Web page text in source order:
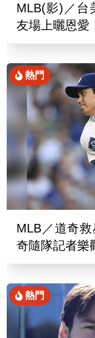
MLB(影)／台
友場上曬恩愛
熱門
MLB／道奇
奇隨隊記者樂
熱門